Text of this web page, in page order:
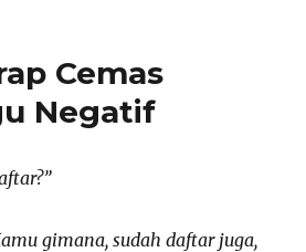
Cemas
Negatif
gimana, sudah daftar juga,